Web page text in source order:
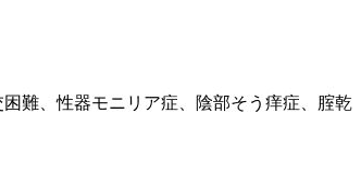
難、性器モニリア症、陰部そう痒症、腟乾